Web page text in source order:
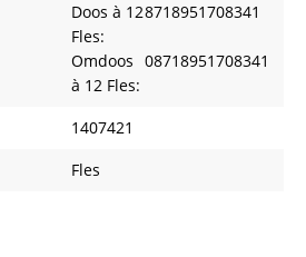
Doos à 12
Fles:
8718951708341
Omdoos
à 12 Fles:
08718951708341
1407421
Fles